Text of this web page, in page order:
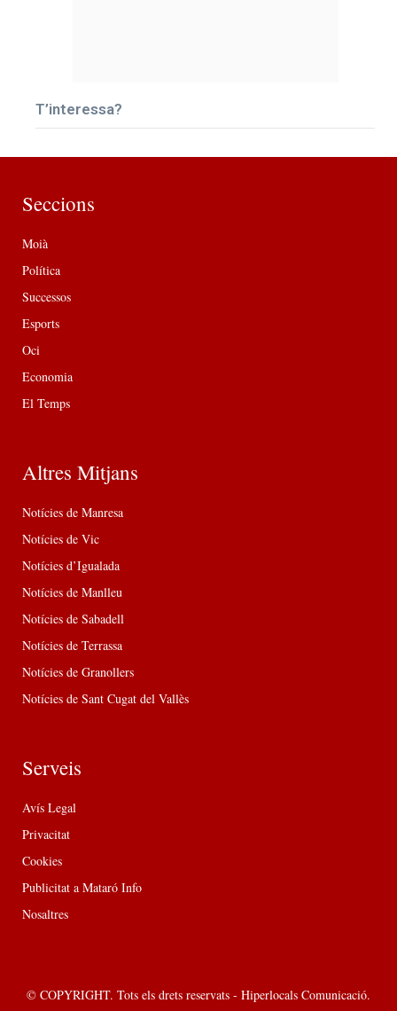
T’interessa?
Seccions
Moià
Política
Successos
Esports
Oci
Economia
El Temps
Altres Mitjans
Notícies de Manresa
Notícies de Vic
Notícies d’Igualada
Notícies de Manlleu
Notícies de Sabadell
Notícies de Terrassa
Notícies de Granollers
Notícies de Sant Cugat del Vallès
Serveis
Avís Legal
Privacitat
Cookies
Publicitat a Mataró Info
Nosaltres
© COPYRIGHT. Tots els drets reservats - Hiperlocals Comunicació.